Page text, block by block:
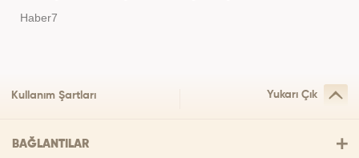
Haber7
Kullanım Şartları Yukarı Çık
BAĞLANTILAR